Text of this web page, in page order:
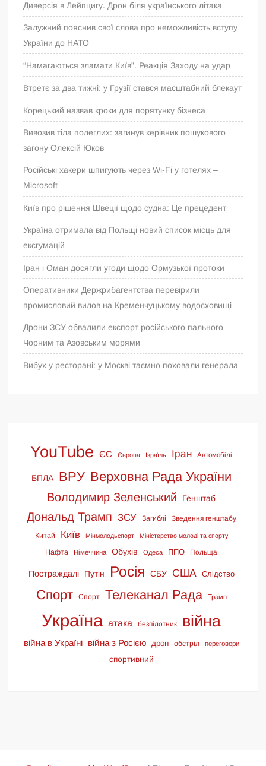
Диверсія в Лейпцигу. Дрон біля українського літака
Залужний пояснив свої слова про неможливість вступу
України до НАТО
“Намагаються зламати Київ”. Реакція Заходу на удар
Втретє за два тижні: у Грузії стався масштабний блекаут
Корецький назвав кроки для порятунку бізнеса
Вивозив тіла полеглих: загинув керівник пошукового
загону Олексій Юков
Російські хакери шпигують через Wi-Fi у готелях –
Microsoft
Київ про рішення Швеції щодо судна: Це прецедент
Україна отримала від Польщі новий список місць для
ексгумацій
Іран і Оман досягли угоди щодо Ормузької протоки
Оперативники Держрибагентства перевірили
промисловий вилов на Кременчуцькому водосховищі
Дрони ЗСУ обвалили експорт російського пального
Чорним та Азовським морями
Вибух у ресторані: у Москві таємно поховали генерала
YouTube ЄС Європа Ізраїль Іран Автомобілі
БПЛА ВРУ Верховна Рада України
Володимир Зеленський Генштаб
Дональд Трамп ЗСУ Загиблі Зведення генштабу
Китай Київ Мінмолодьспорт Міністерство молоді та спорту
Нафта Німеччина Обухів Одеса ППО Польща
Постраждалі Путін Росія СБУ США Слідство
Спорт Спорт Телеканал Рада Трамп
Україна атака безпілотник війна
війна в Україні війна з Росією дрон обстріл переговори
спортивний